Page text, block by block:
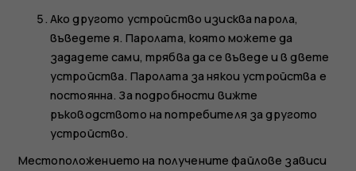
Ако другото устройство изисква парола,
въведете я. Паролата, която можете да
зададете сами, трябва да се въведе и в двете
устройства. Паролата за някои устройства е
постоянна. За подробности вижте
ръководството на потребителя за другото
устройство.
Местоположението на получените файлове зависи